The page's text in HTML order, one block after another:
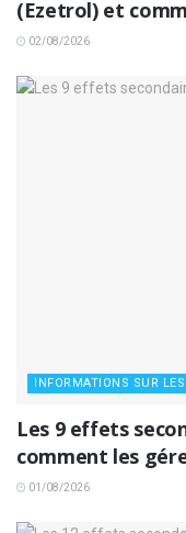
(Ezetrol) et
02/08/2026
INFORMATIONS SUR
Les 9 effets
comment les
01/08/2026